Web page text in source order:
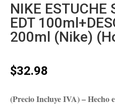
NIKE ESTUCHE
EDT
200ml (Nike)
$32.98
(Precio Incluye IVA) – Hecho